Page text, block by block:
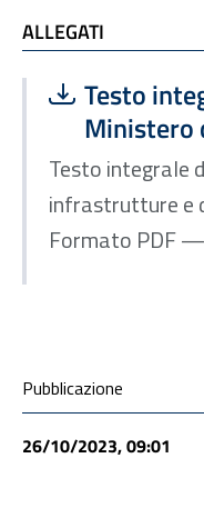
ALLEGATI
ALLEGATI
Scarica file:
Testo
Ministero
Testo integrale
infrastrutture e
Condivisione
Pubblicazione
26/10/2023, 09:01